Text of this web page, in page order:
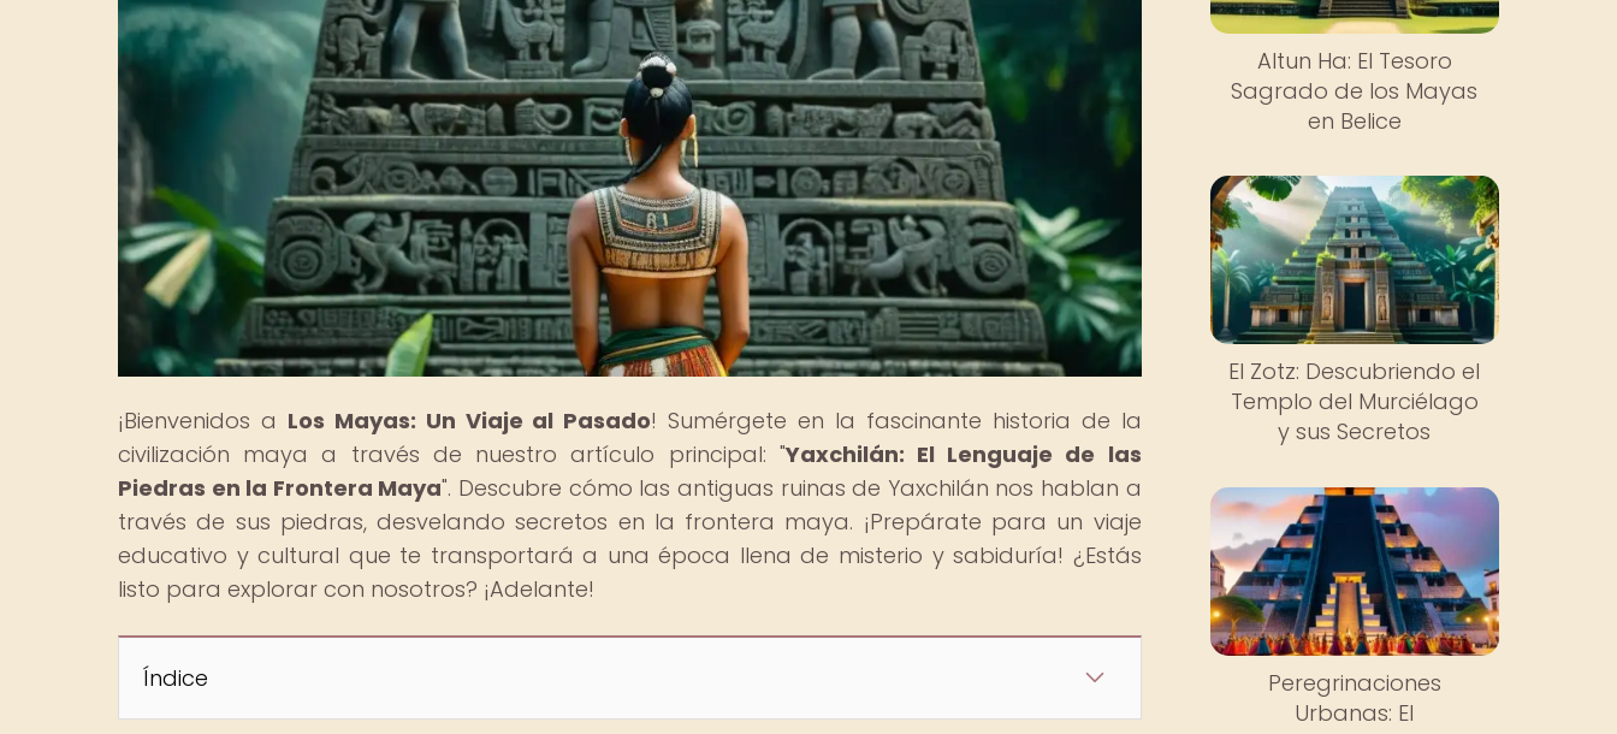
¡Bienvenidos a Los Mayas: Un Viaje al Pasado! Sumérgete en la fascinante historia de la
civilización maya a través de nuestro artículo principal: "Yaxchilán: El Lenguaje de las
Piedras en la Frontera Maya". Descubre cómo las antiguas ruinas de Yaxchilán nos hablan a
través de sus piedras, desvelando secretos en la frontera maya. ¡Prepárate para un viaje
educativo y cultural que te transportará a una época llena de misterio y sabiduría! ¿Estás
listo para explorar con nosotros? ¡Adelante!
Índice
Altun Ha: El Tesoro
Sagrado de los Mayas
en Belice
El Zotz: Descubriendo el
Templo del Murciélago
y sus Secretos
Peregrinaciones
Urbanas: El